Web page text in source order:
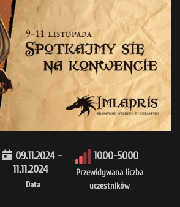
Data
09.11.2024 -
11.11.2024
Przewidywana liczba
uczestników
1000-5000